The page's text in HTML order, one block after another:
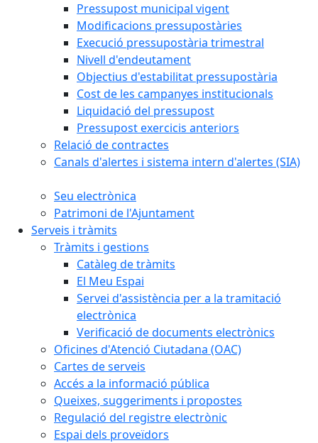
Pressupost municipal vigent
Modificacions pressupostàries
Execució pressupostària trimestral
Nivell d'endeutament
Objectius d'estabilitat pressupostària
Cost de les campanyes institucionals
Liquidació del pressupost
Pressupost exercicis anteriors
Relació de contractes
Canals d'alertes i sistema intern d'alertes (SIA)
Seu electrònica
Patrimoni de l'Ajuntament
Serveis i tràmits
Tràmits i gestions
Catàleg de tràmits
El Meu Espai
Servei d'assistència per a la tramitació
electrònica
Verificació de documents electrònics
Oficines d'Atenció Ciutadana (OAC)
Cartes de serveis
Accés a la informació pública
Queixes, suggeriments i propostes
Regulació del registre electrònic
Espai dels proveïdors